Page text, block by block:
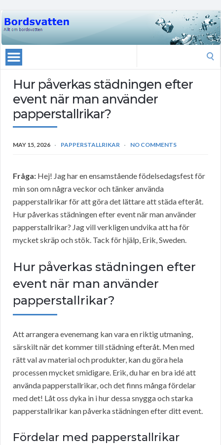
Hur påverkas städningen efter
event när man använder
papperstallrikar?
MAY 15, 2026 PAPPERSTALLRIKAR NO COMMENTS
Fråga: Hej! Jag har en ensamstående födelsedagsfest för
min son om några veckor och tänker använda
papperstallrikar för att göra det lättare att städa efteråt.
Hur påverkas städningen efter event när man använder
papperstallrikar? Jag vill verkligen undvika att ha för
mycket skräp och stök. Tack för hjälp, Erik, Sweden.
Hur påverkas städningen efter
event när man använder
papperstallrikar?
Att arrangera evenemang kan vara en riktig utmaning,
särskilt när det kommer till städning efteråt. Men med
rätt val av material och produkter, kan du göra hela
processen mycket smidigare. Erik, du har en bra idé att
använda papperstallrikar, och det finns många fördelar
med det! Låt oss dyka in i hur dessa snygga och starka
papperstallrikar kan påverka städningen efter ditt event.
Fördelar med papperstallrikar